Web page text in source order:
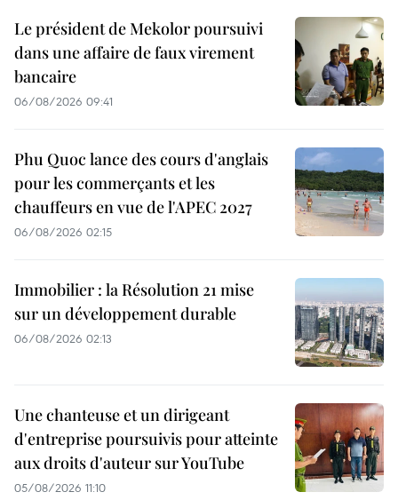
Le président de Mekolor poursuivi
dans une affaire de faux virement
bancaire
06/08/2026 09:41
Phu Quoc lance des cours d'anglais
pour les commerçants et les
chauffeurs en vue de l'APEC 2027
06/08/2026 02:15
Immobilier : la Résolution 21 mise
sur un développement durable
06/08/2026 02:13
Une chanteuse et un dirigeant
d'entreprise poursuivis pour atteinte
aux droits d'auteur sur YouTube
05/08/2026 11:10